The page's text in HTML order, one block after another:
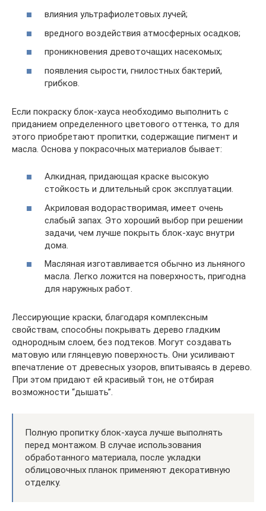
влияния ультрафиолетовых лучей;
вредного воздействия атмосферных осадков;
проникновения древоточащих насекомых;
появления сырости, гнилостных бактерий,
грибков.
Если покраску блок-хауса необходимо выполнить с
приданием определенного цветового оттенка, то для
этого приобретают пропитки, содержащие пигмент и
масла. Основа у покрасочных материалов бывает:
Алкидная, придающая краске высокую
стойкость и длительный срок эксплуатации.
Акриловая водорастворимая, имеет очень
слабый запах. Это хороший выбор при решении
задачи, чем лучше покрыть блок-хаус внутри
дома.
Масляная изготавливается обычно из льняного
масла. Легко ложится на поверхность, пригодна
для наружных работ.
Лессирующие краски, благодаря комплексным
свойствам, способны покрывать дерево гладким
однородным слоем, без подтеков. Могут создавать
матовую или глянцевую поверхность. Они усиливают
впечатление от древесных узоров, впитываясь в дерево.
При этом придают ей красивый тон, не отбирая
возможности “дышать”.
Полную пропитку блок-хауса лучше выполнять
перед монтажом. В случае использования
обработанного материала, после укладки
облицовочных планок применяют декоративную
отделку.